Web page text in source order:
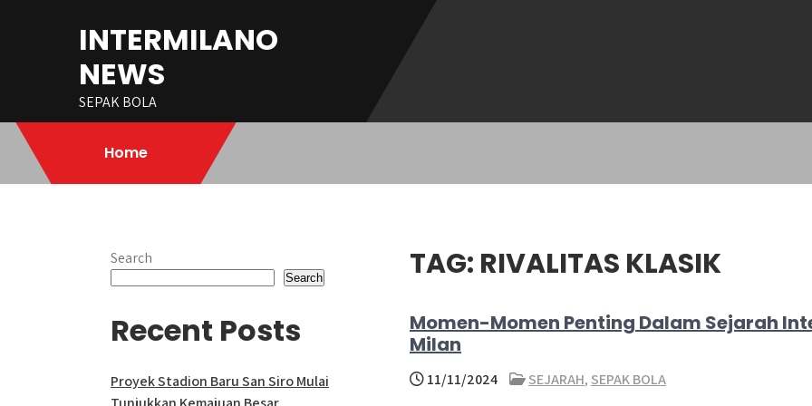
INTERMILANO
NEWS
SEPAK BOLA
Home
TAG: RIVALITAS KLASIK
Momen-Momen Penting Dalam Sejarah
Milan
11/11/2024 SEJARAH, SEPAK BOLA
Search
Search
Recent Posts
Proyek Stadion Baru San Siro Mulai